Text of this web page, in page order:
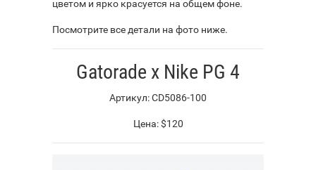
цветом и ярко красуется на общем фоне.
Посмотрите все детали на фото ниже.
Gatorade x Nike PG 4
Артикул: CD5086-100
Цена: $120